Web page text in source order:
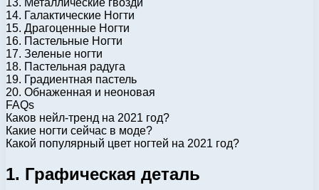
14. Галактические Ногти
15. Драгоценные Ногти
16. Пастельные Ногти
17. Зеленые ногти
18. Пастельная радуга
19. Градиентная пастель
20. Обнаженная и неоновая
FAQs
Каков нейл-тренд на 2021 год?
Какие ногти сейчас в моде?
Какой популярный цвет ногтей на 2021 год?
1. Графическая деталь